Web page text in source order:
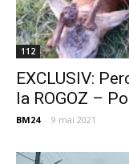
112
EXCLUSIV:
la ROGOZ –
BM24 - 9 mai 2021